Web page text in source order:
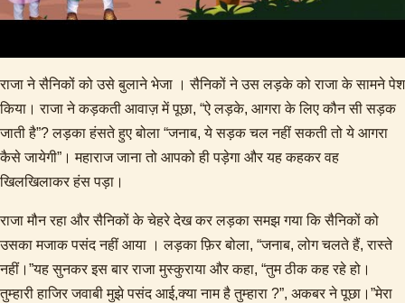
राजा ने सैनिकों को उसे बुलाने भेजा । सैनिकों ने उस लड़के को राजा के सामने पेश
किया। राजा ने कड़कती आवाज़ में पूछा, “ऐ लड़के, आगरा के लिए कौन सी सड़क
जाती है”? लड़का हंसते हुए बोला “जनाब, ये सड़क चल नहीं सकती तो ये आगरा
कैसे जायेगी”। महाराज जाना तो आपको ही पड़ेगा और यह कहकर वह
खिलखिलाकर हंस पड़ा।
राजा मौन रहा और सैनिकों के चेहरे देख कर लड़का समझ गया कि सैनिकों को
उसका मजाक पसंद नहीं आया । लड़का फ़िर बोला, “जनाब, लोग चलते हैं, रास्ते
नहीं।”यह सुनकर इस बार राजा मुस्कुराया और कहा, “तुम ठीक कह रहे हो।
तुम्हारी हाजिर जवाबी मुझे पसंद आई,क्या नाम है तुम्हारा ?”, अकबर ने पूछा।”मेरा